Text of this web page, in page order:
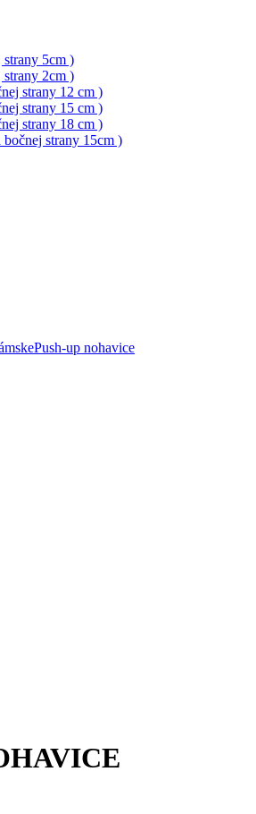
5cm )
2cm )
strany 12 cm )
strany 15 cm )
strany 18 cm )
strany 15cm )
Push-up nohavice